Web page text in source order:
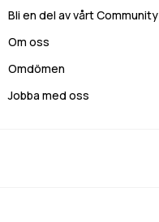
Bli en del av vårt Community
Om oss
Omdömen
Jobba med oss